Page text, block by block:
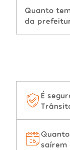
Quanto
da
É
saírem